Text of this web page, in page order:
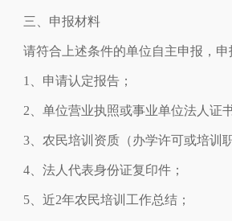
三、申报材料
请符合上述条件的单位自主申报，申
1、申请认定报告；
2、单位营业执照或事业单位法人证
3、农民培训资质（办学许可或培训
4、法人代表身份证复印件；
5、近2年农民培训工作总结；